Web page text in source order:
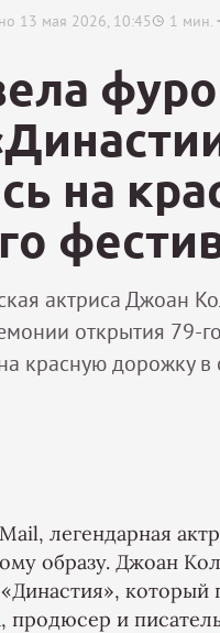
13 мая 2026, 10:45 1 мин.
на
актриса Джоан
открытия 79-
красную дорожку в
легендарная
образу. Джоан
продюсер и